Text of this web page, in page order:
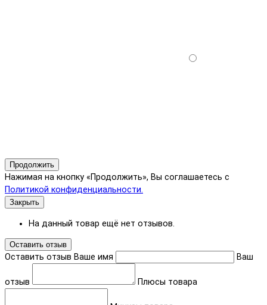
Продолжить
Нажимая на кнопку «Продолжить», Вы соглашаетесь с
Политикой конфиденциальности.
Закрыть
На данный товар ещё нет отзывов.
Оставить отзыв
Оставить отзыв Ваше имя Ваш
отзыв Плюсы товара